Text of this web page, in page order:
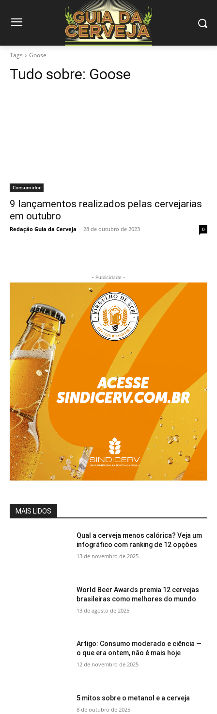
Tags Goose
Tudo sobre: Goose
Consumidor
9 lançamentos realizados pelas cervejarias
em outubro
Redação Guia da Cerveja - 28 de outubro de 2023 0
- Publicidade -
MAIS LIDOS
Qual a cerveja menos calórica? Veja um
infográfico com ranking de 12 opções
13 de novembro de 2025
World Beer Awards premia 12 cervejas
brasileiras como melhores do mundo
13 de agosto de 2025
Artigo: Consumo moderado e ciência —
o que era ontem, não é mais hoje
12 de novembro de 2025
5 mitos sobre o metanol e a cerveja
8 de outubro de 2025